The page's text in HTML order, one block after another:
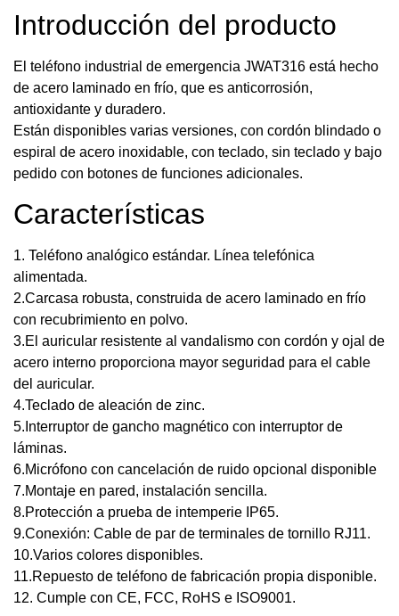
Introducción del producto
El teléfono industrial de emergencia JWAT316 está hecho
de acero laminado en frío, que es anticorrosión,
antioxidante y duradero.
Están disponibles varias versiones, con cordón blindado o
espiral de acero inoxidable, con teclado, sin teclado y bajo
pedido con botones de funciones adicionales.
Características
1. Teléfono analógico estándar. Línea telefónica
alimentada.
2.Carcasa robusta, construida de acero laminado en frío
con recubrimiento en polvo.
3.El auricular resistente al vandalismo con cordón y ojal de
acero interno proporciona mayor seguridad para el cable
del auricular.
4.Teclado de aleación de zinc.
5.Interruptor de gancho magnético con interruptor de
láminas.
6.Micrófono con cancelación de ruido opcional disponible
7.Montaje en pared, instalación sencilla.
8.Protección a prueba de intemperie IP65.
9.Conexión: Cable de par de terminales de tornillo RJ11.
10.Varios colores disponibles.
11.Repuesto de teléfono de fabricación propia disponible.
12. Cumple con CE, FCC, RoHS e ISO9001.